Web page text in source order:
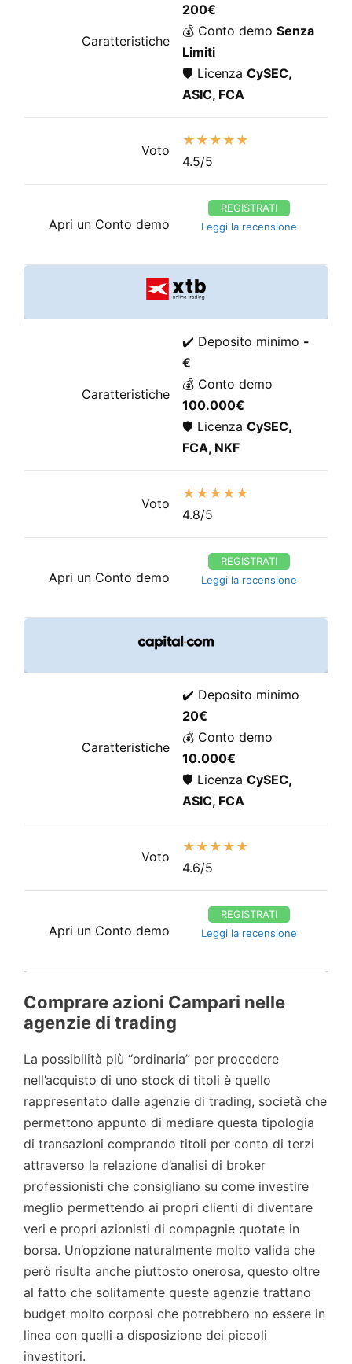
Caratteristiche
200€
💰 Conto demo Senza
Limiti
🛡️ Licenza CySEC,
ASIC, FCA
Voto
★★★★★
4.5/5
Apri un Conto demo
REGISTRATI
Leggi la recensione
Caratteristiche
✔️ Deposito minimo -
€
💰 Conto demo
100.000€
🛡️ Licenza CySEC,
FCA, NKF
Voto
★★★★★
4.8/5
Apri un Conto demo
REGISTRATI
Leggi la recensione
Caratteristiche
✔️ Deposito minimo
20€
💰 Conto demo
10.000€
🛡️ Licenza CySEC,
ASIC, FCA
Voto
★★★★★
4.6/5
Apri un Conto demo
REGISTRATI
Leggi la recensione
Comprare azioni Campari nelle
agenzie di trading
La possibilità più “ordinaria” per procedere
nell’acquisto di uno stock di titoli è quello
rappresentato dalle agenzie di trading, società che
permettono appunto di mediare questa tipologia
di transazioni comprando titoli per conto di terzi
attraverso la relazione d’analisi di broker
professionisti che consigliano su come investire
meglio permettendo ai propri clienti di diventare
veri e propri azionisti di compagnie quotate in
borsa. Un’opzione naturalmente molto valida che
però risulta anche piuttosto onerosa, questo oltre
al fatto che solitamente queste agenzie trattano
budget molto corposi che potrebbero no essere in
linea con quelli a disposizione dei piccoli
investitori.